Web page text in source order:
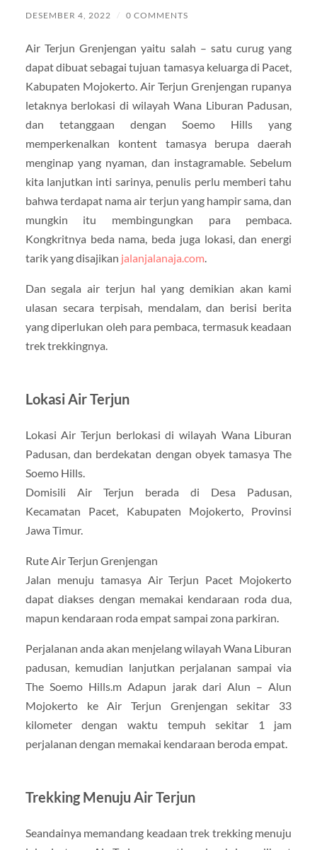
DESEMBER 4, 2022 / 0 COMMENTS
Air Terjun Grenjengan yaitu salah – satu curug yang
dapat dibuat sebagai tujuan tamasya keluarga di Pacet,
Kabupaten Mojokerto. Air Terjun Grenjengan rupanya
letaknya berlokasi di wilayah Wana Liburan Padusan,
dan tetanggaan dengan Soemo Hills yang
memperkenalkan kontent tamasya berupa daerah
menginap yang nyaman, dan instagramable. Sebelum
kita lanjutkan inti sarinya, penulis perlu memberi tahu
bahwa terdapat nama air terjun yang hampir sama, dan
mungkin itu membingungkan para pembaca.
Kongkritnya beda nama, beda juga lokasi, dan energi
tarik yang disajikan jalanjalanaja.com
Dan segala air terjun hal yang demikian akan kami
ulasan secara terpisah, mendalam, dan berisi berita
yang diperlukan oleh para pembaca, termasuk keadaan
trek trekkingnya.
Lokasi Air Terjun
Lokasi Air Terjun berlokasi di wilayah Wana Liburan
Padusan, dan berdekatan dengan obyek tamasya The
Soemo Hills.
Domisili Air Terjun berada di Desa Padusan,
Kecamatan Pacet, Kabupaten Mojokerto, Provinsi
Jawa Timur.
Rute Air Terjun Grenjengan
Jalan menuju tamasya Air Terjun Pacet Mojokerto
dapat diakses dengan memakai kendaraan roda dua,
mapun kendaraan roda empat sampai zona parkiran.
Perjalanan anda akan menjelang wilayah Wana Liburan
padusan, kemudian lanjutkan perjalanan sampai via
The Soemo Hills.m Adapun jarak dari Alun – Alun
Mojokerto ke Air Terjun Grenjengan sekitar 33
kilometer dengan waktu tempuh sekitar 1 jam
perjalanan dengan memakai kendaraan beroda empat.
Trekking Menuju Air Terjun
Seandainya memandang keadaan trek trekking menuju